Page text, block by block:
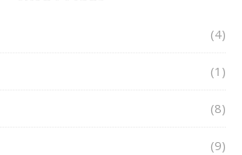
(4)
(1)
(8)
(9)